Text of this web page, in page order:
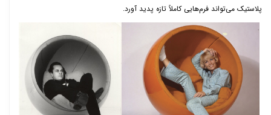
پلاستیک می‌تواند فرم‌هایی کاملاً تازه پدید آورد.